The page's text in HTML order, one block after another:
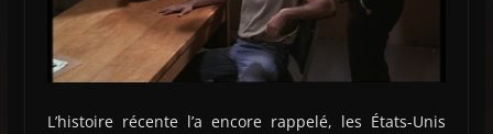
L’histoire récente l’a encore rappelé, les États-Unis